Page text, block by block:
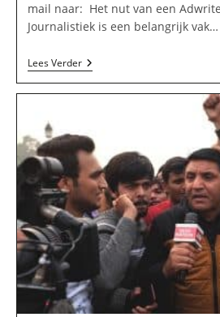
mail naar: Het nut van een
Journalistiek is een belangrijk vak…
Lees VerderAdwriters
In